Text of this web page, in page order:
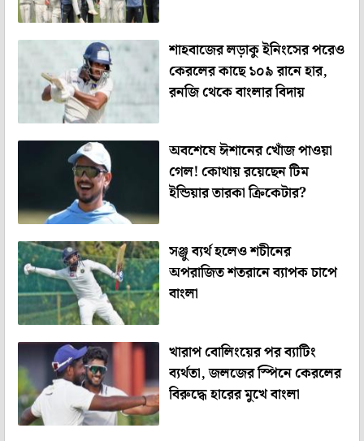
শাহবাজের লড়াকু ইনিংসের পরেও
কেরলের কাছে ১০৯ রানে হার,
রনজি থেকে বাংলার বিদায়
অবশেষে ঈশানের খোঁজ পাওয়া
গেল! কোথায় রয়েছেন টিম
ইন্ডিয়ার তারকা ক্রিকেটার?
সঞ্জু ব্যর্থ হলেও শচীনের
অপরাজিত শতরানে ব্যাপক চাপে
বাংলা
খারাপ বোলিংয়ের পর ব্যাটিং
ব্যর্থতা, জলজের স্পিনে কেরলের
বিরুদ্ধে হারের মুখে বাংলা